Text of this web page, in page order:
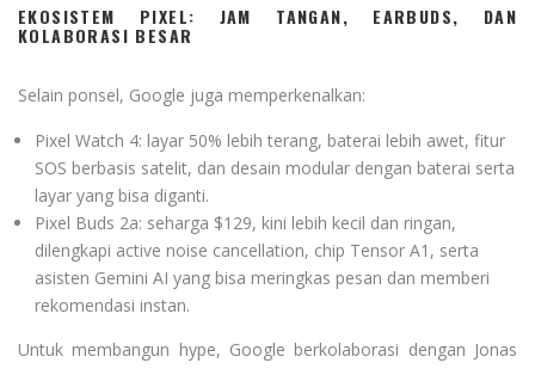
EKOSISTEM PIXEL: JAM TANGAN, EARBUDS, DAN
KOLABORASI BESAR
Selain ponsel, Google juga memperkenalkan:
Pixel Watch 4: layar 50% lebih terang, baterai lebih awet, fitur
SOS berbasis satelit, dan desain modular dengan baterai serta
layar yang bisa diganti.
Pixel Buds 2a: seharga $129, kini lebih kecil dan ringan,
dilengkapi active noise cancellation, chip Tensor A1, serta
asisten Gemini AI yang bisa meringkas pesan dan memberi
rekomendasi instan.
Untuk membangun hype, Google berkolaborasi dengan Jonas